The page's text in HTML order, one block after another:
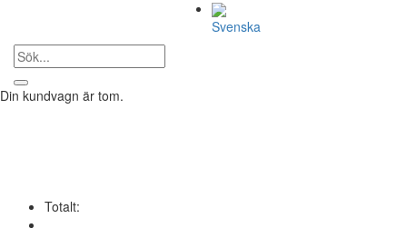
Svenska
Din kundvagn är tom.
Totalt: